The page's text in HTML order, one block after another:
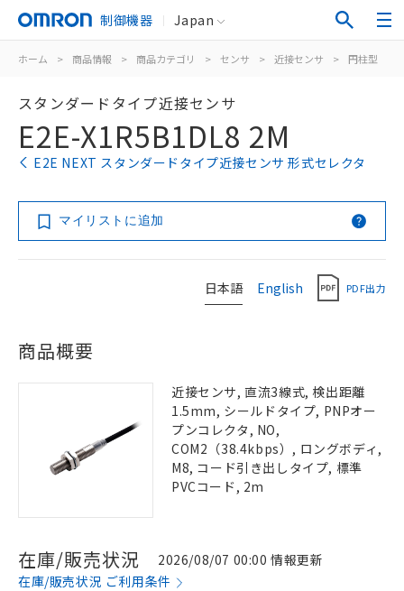
制御機器 Japan
ホーム > 商品情報 > 商品カテゴリ > センサ > 近接センサ > 円柱型
スタンダードタイプ近接センサ
E2E-X1R5B1DL8 2M
E2E NEXT スタンダードタイプ近接センサ 形式セレクタ
マイリストに追加
日本語 English PDF出力
商品概要
近接センサ, 直流3線式, 検出距離
1.5mm, シールドタイプ, PNPオー
プンコレクタ, NO,
COM2（38.4kbps）, ロングボディ,
M8, コード引き出しタイプ, 標準
PVCコード, 2m
在庫/販売状況
2026/08/07 00:00 情報更新
在庫/販売状況 ご利用条件